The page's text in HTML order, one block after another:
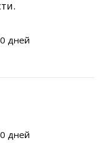
дней
дней